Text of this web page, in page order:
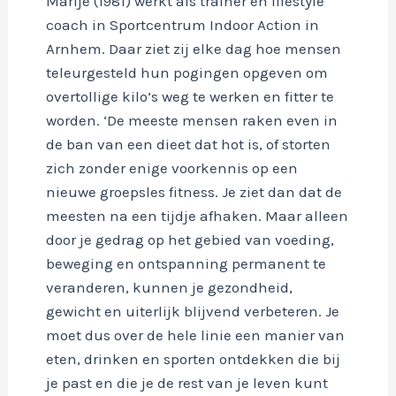
coach in Sportcentrum Indoor Action in
Arnhem. Daar ziet zij elke dag hoe mensen
teleurgesteld hun pogingen opgeven om
overtollige kilo’s weg te werken en fitter te
worden. ‘De meeste mensen raken even in
de ban van een dieet dat hot is, of storten
zich zonder enige voorkennis op een
nieuwe groepsles fitness. Je ziet dan dat de
meesten na een tijdje afhaken. Maar alleen
door je gedrag op het gebied van voeding,
beweging en ontspanning permanent te
veranderen, kunnen je gezondheid,
gewicht en uiterlijk blijvend verbeteren. Je
moet dus over de hele linie een manier van
eten, drinken en sporten ontdekken die bij
je past en die je de rest van je leven kunt